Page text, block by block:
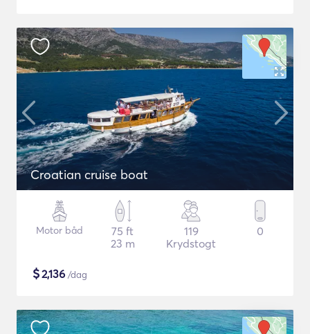
Croatian cruise boat
Motor båd
75 ft
23 m
119
Krydstogt
0
$2,136 /dag